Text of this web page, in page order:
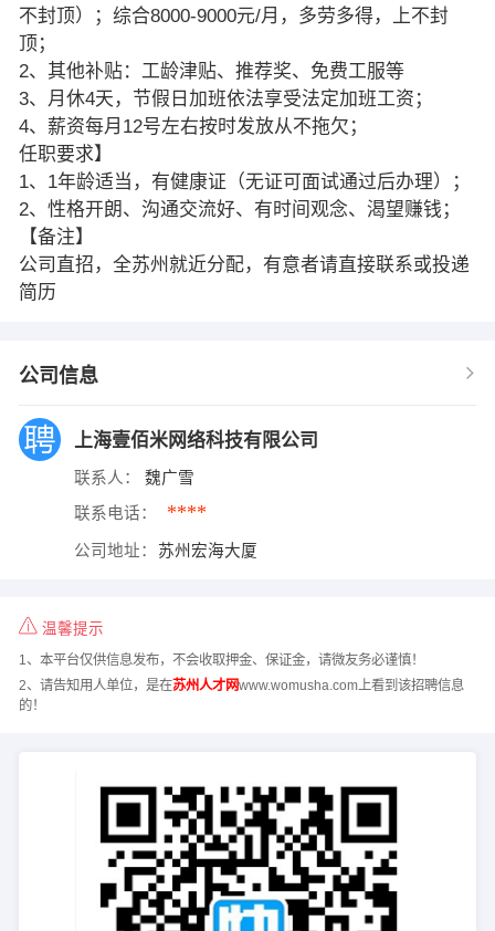
不封顶）；综合8000-9000元/月，多劳多得，上不封
顶；
2、其他补贴：工龄津贴、推荐奖、免费工服等
3、月休4天，节假日加班依法享受法定加班工资；
4、薪资每月12号左右按时发放从不拖欠；
任职要求】
1、1年龄适当，有健康证（无证可面试通过后办理）；
2、性格开朗、沟通交流好、有时间观念、渴望赚钱；
【备注】
公司直招，全苏州就近分配，有意者请直接联系或投递
简历
公司信息
上海壹佰米网络科技有限公司
联系人： 魏广雪
联系电话： ****
公司地址： 苏州宏海大厦
温馨提示
1、本平台仅供信息发布，不会收取押金、保证金，请微友务必谨慎！
2、请告知用人单位，是在苏州人才网www.womusha.com上看到该招聘信息
的！